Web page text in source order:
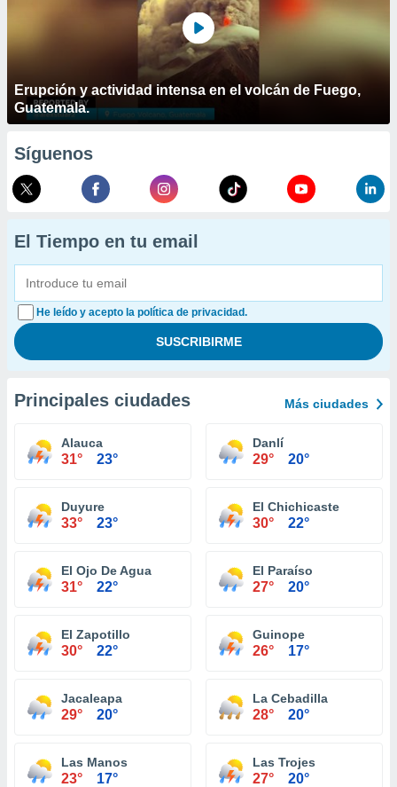
Erupción y actividad intensa en el volcán de Fuego,
Guatemala.
Síguenos
El Tiempo en tu email
He leído y acepto la política de privacidad.
Principales ciudades Más ciudades
Alauca
31° 23°
Danlí
29° 20°
Duyure
33° 23°
El Chichicaste
30° 22°
El Ojo De Agua
31° 22°
El Paraíso
27° 20°
El Zapotillo
30° 22°
Guinope
26° 17°
Jacaleapa
29° 20°
La Cebadilla
28° 20°
Las Manos
23° 17°
Las Trojes
27° 20°